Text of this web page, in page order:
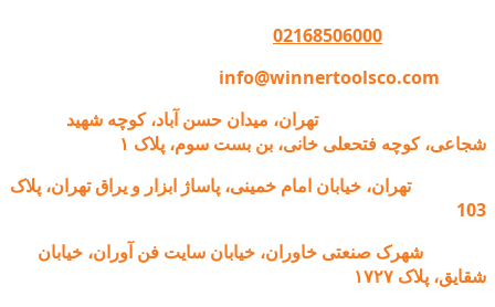
02168506000
info@winnertoolsco.com
تهران، میدان حسن آباد، کوچه شهید
شجاعی، کوچه فتحعلی خانی، بن بست سوم، پلاک ۱
تهران، خیابان امام خمینی، پاساژ ابزار و یراق تهران، پلاک
103
شهرک صنعتی خاوران، خیابان سایت فن آوران، خیابان
شقایق، پلاک ۱۷۲۷